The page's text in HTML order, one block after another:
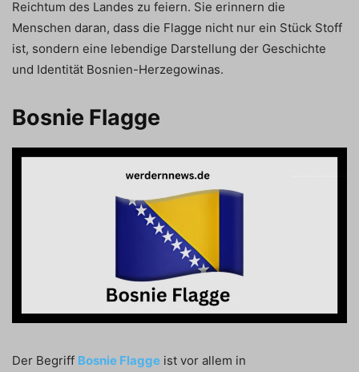
Reichtum des Landes zu feiern. Sie erinnern die
Menschen daran, dass die Flagge nicht nur ein Stück Stoff
ist, sondern eine lebendige Darstellung der Geschichte
und Identität Bosnien-Herzegowinas.
Bosnie Flagge
Der Begriff Bosnie Flagge ist vor allem in